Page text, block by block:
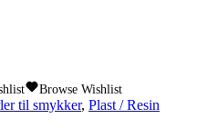
Browse Wishlist
til smykker, Plast / Resin